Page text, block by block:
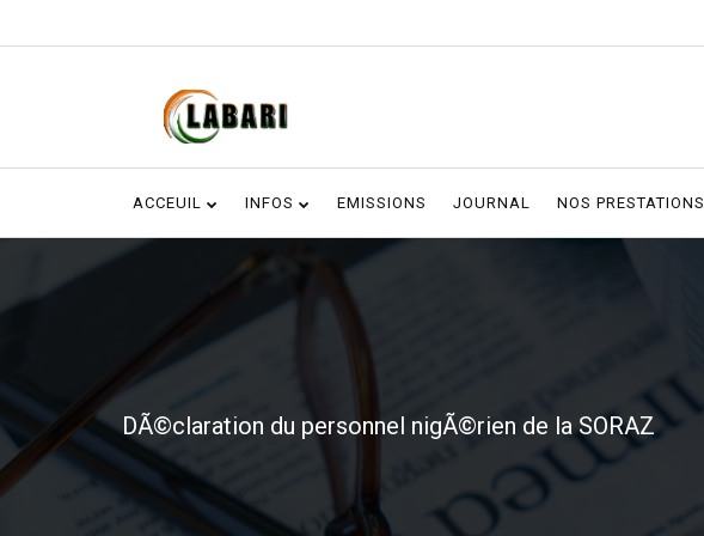
ACCEUIL INFOS EMISSIONS JOURNAL NOS PRESTATIONS
DÃ©claration du personnel nigÃ©rien de la SORAZ